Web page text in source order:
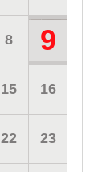
8 9
15 16
22 23